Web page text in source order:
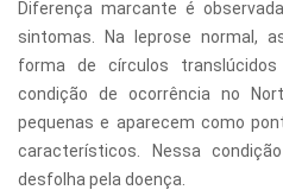
Diferença marcante é
sintomas. Na leprose normal,
forma de círculos
condição de ocorrência no
pequenas e aparecem como
característicos. Nessa
desfolha pela doença.